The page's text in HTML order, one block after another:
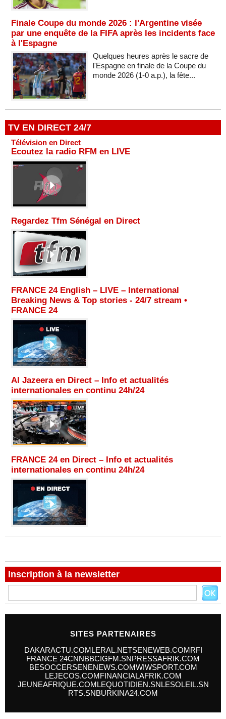
Finale Coupe du monde 2026 : l'Argentine visée
par une enquête de la FIFA après les incidents face
à l'Espagne
Quelques heures après le sacre de
l'Espagne en finale de la Coupe du
monde 2026 (1-0 a.p.), la fête...
TV EN DIRECT 24/7
Télévision en Direct
Ecoutez la radio RFM en LIVE
Regardez Tfm Sénégal en Direct
FRANCE 24 English – LIVE – International
Breaking News & Top stories - 24/7 stream •
FRANCE 24
Al Jazeera en Direct – Info et actualités
internationales en continu 24h/24
FRANCE 24 en Direct – Info et actualités
internationales en continu 24h/24
Inscription à la newsletter
SITES PARTENAIRES
DAKARACTU.COMLERAL.NETSENEWEB.COMRFI
FRANCE 24CNNBBCIGFM.SNPRESSAFRIK.COM
BESOCCERSENENEWS.COMWIWSPORT.COM
LEJECOS.COMFINANCIALAFRIK.COM
JEUNEAFRIQUE.COMLEQUOTIDIEN.SNLESOLEIL.SN
RTS.SNBURKINA24.COM